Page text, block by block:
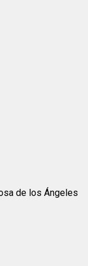
de los Ángeles